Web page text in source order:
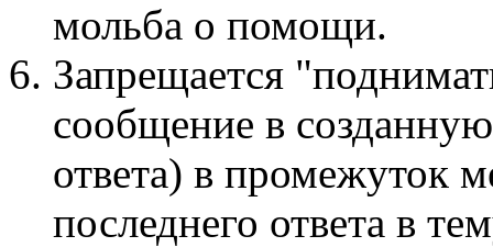
мольба о помощи.
Запрещается
сообщение в
ответа) в промежуток
последнего ответа в